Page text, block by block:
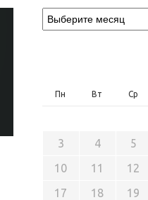
Пн Вт Ср
3
4 5
10
11 12
17
18 19